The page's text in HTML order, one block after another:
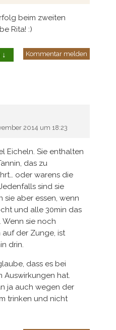
beim zweiten
Rita! :)
↓ Kommentar melden
2014 um 18:23
Eicheln. Sie enthalten
das zu
oder warens die
sind sie
sie aber essen, wenn
und alle 30min das
Wenn sie noch
der Zunge, ist
drin.
dass es bei
Auswirkungen hat.
ja auch wegen der
trinken und nicht